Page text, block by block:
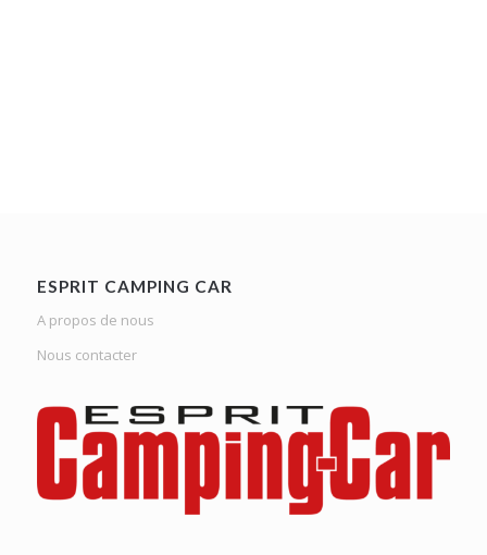
ESPRIT CAMPING CAR
A propos de nous
Nous contacter